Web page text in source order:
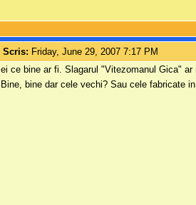
Scris: Friday, June 29, 2007 7:17 PM
ei ce bine ar fi. Slagarul "Vitezomanul Gica" ar
Bine, bine dar cele vechi? Sau cele fabricate